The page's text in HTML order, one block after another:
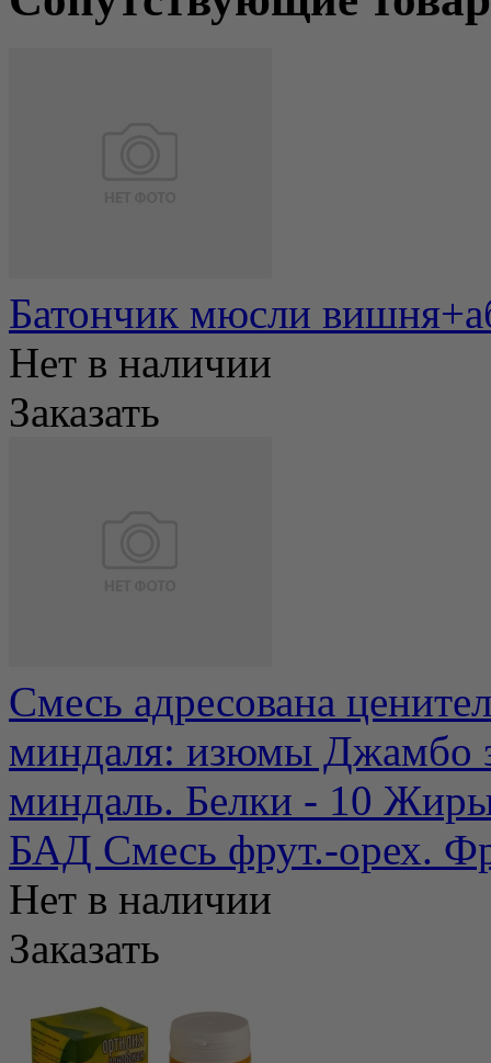
Батончик мюсли
Нет в наличии
Заказать
Смесь адресована
миндаля: изюмы Джамбо
миндаль. Белки - 10
БАД Смесь фрут.-орех.
Нет в наличии
Заказать